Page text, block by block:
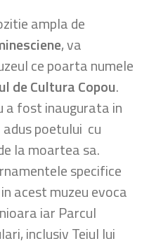
ampla de
, va
ce poarta numele
de Cultura Copou.
a fost inaugurata in
poetului cu
la moartea sa.
specifice
acest muzeu evoca
iar Parcul
inclusiv Teiul lui